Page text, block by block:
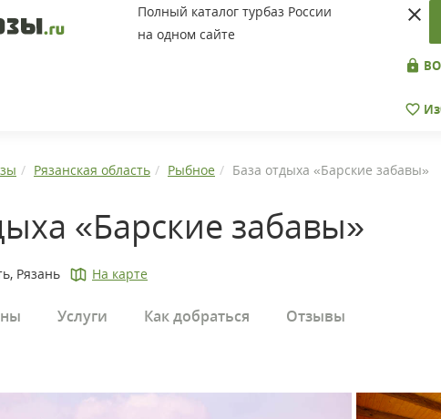
Полный каталог турбаз России
на одном сайте
Рязанская область Рыбное База отдыха «Барские забавы»
«Барские забавы»
Рязань На карте
Услуги Как добраться Отзывы